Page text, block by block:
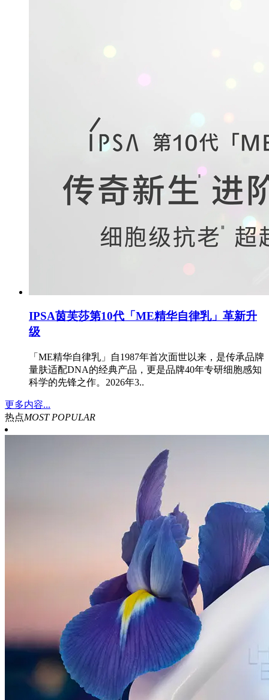
IPSA茵芙莎第10代「ME精华自律乳」革新升
级
「ME精华自律乳」自1987年首次面世以来，是传承品牌
量肤适配DNA的经典产品，更是品牌40年专研细胞感知
科学的先锋之作。2026年3..
更多内容...
热点MOST POPULAR